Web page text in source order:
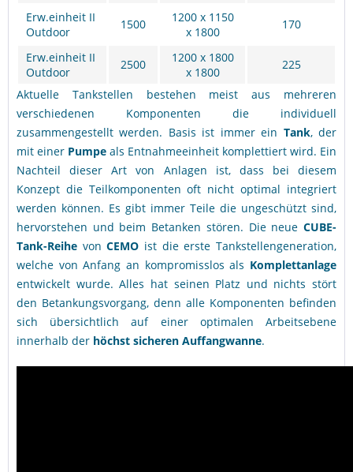
Erw.einheit II
Outdoor
1500
1200 x 1150
x 1800
170
Erw.einheit II
Outdoor
2500
1200 x 1800
x 1800
225
Aktuelle Tankstellen bestehen meist aus mehreren
verschiedenen Komponenten die individuell
zusammengestellt werden. Basis ist immer ein Tank, der
mit einer Pumpe als Entnahmeeinheit komplettiert wird. Ein
Nachteil dieser Art von Anlagen ist, dass bei diesem
Konzept die Teilkomponenten oft nicht optimal integriert
werden können. Es gibt immer Teile die ungeschützt sind,
hervorstehen und beim Betanken stören. Die neue CUBE-
Tank-Reihe vonCEMO ist die erste Tankstellengeneration,
welche von Anfang an kompromisslos als Komplettanlage
entwickelt wurde. Alles hat seinen Platz und nichts stört
den Betankungsvorgang, denn alle Komponenten befinden
sich übersichtlich auf einer optimalen Arbeitsebene
innerhalb der höchst sicheren Auffangwanne.